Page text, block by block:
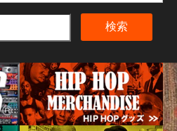
検索